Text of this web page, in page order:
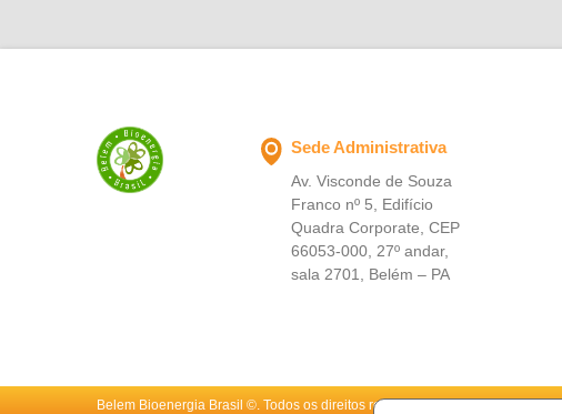
atividade e se sintam preparados para contribuir
Sede Administrativa
Av. Visconde de Souza
Franco nº 5, Edifício
Quadra Corporate, CEP
66053-000, 27º andar,
sala 2701, Belém – PA
Belem Bioenergia Brasil ©. Todos os direitos reservados 2026